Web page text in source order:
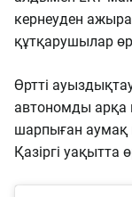
кернеуден
құтқарушылар
Өртті
автономды
шарпыған
Қазіргі уақытта